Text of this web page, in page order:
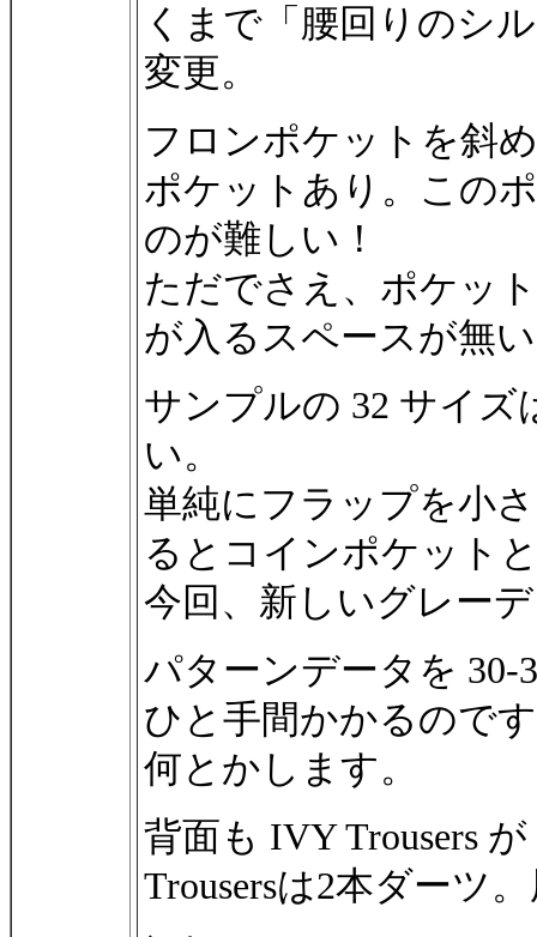
くまで「腰回りのシ
変更。
フロンポケットを斜
ポケットあり。この
のが難しい！
ただでさえ、ポケッ
が入るスペースが無
サンプルの 32 サイズ
い。
単純にフラップを小
るとコインポケット
今回、新しいグレー
パターンデータを 30-
ひと手間かかるので
何とかします。
背面も IVY Trousers
Trousersは2本ダーツ